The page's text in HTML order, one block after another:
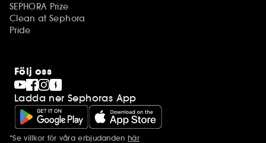
SEPHORA Prize
Clean at Sephora
Pride
Följ oss
Ladda ner Sephoras App
Ytterligare information
*Se villkor för våra erbjudanden här